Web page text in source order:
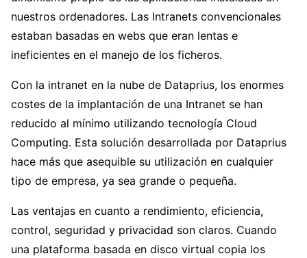
nuestros ordenadores. Las Intranets convencionales
estaban basadas en webs que eran lentas e
ineficientes en el manejo de los ficheros.
Con la intranet en la nube de Dataprius, los enormes
costes de la implantación de una Intranet se han
reducido al mínimo utilizando tecnología Cloud
Computing. Esta solución desarrollada por Dataprius
hace más que asequible su utilización en cualquier
tipo de empresa, ya sea grande o pequeña.
Las ventajas en cuanto a rendimiento, eficiencia,
control, seguridad y privacidad son claros. Cuando
una plataforma basada en disco virtual copia los